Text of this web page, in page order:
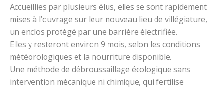
Accueillies par plusieurs élus, elles se sont rapidement
mises à l’ouvrage sur leur nouveau lieu de villégiature,
un enclos protégé par une barrière électrifiée.
Elles y resteront environ 9 mois, selon les conditions
météorologiques et la nourriture disponible.
Une méthode de débroussaillage écologique sans
intervention mécanique ni chimique, qui fertilise